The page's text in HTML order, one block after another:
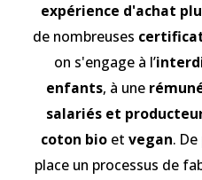
expérience d'achat
de nombreuses
on s'engage à l’
enfants, à une
salariés et
coton bioet vegan.
place un processus de